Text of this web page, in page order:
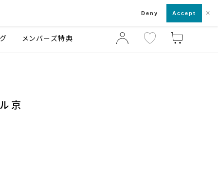
店舗一覧・来店予約
メンバーズ特典
京
Deny Accept ×